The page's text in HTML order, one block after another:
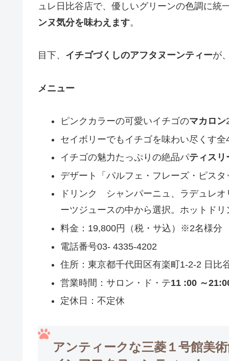
ュレ日比谷店で、優しいグリーンの色調に統
ンヌ気分を味わえます。
目下、 イチゴづくしのアフタヌーンティーが
メニュー
ピンクカラーの可愛いイチゴのマカロン
セイボリーでもイチゴを味わい尽くす全
イチゴの魅力たっぷりの絶品パティスリ
デザート「パルフェ・フレーズ・ピスタ
ドリンク シャンパーニュ、ラデュレ
ーツジュースの中から選択。ホットド
料金：19,800円（税・サ込）※2名様分
電話番号03- 4335-4202
住所：東京都千代田区有楽町1-2-2 日比
営業時間：サロン・ド・テ11 :00 ～
定休日：不定休
アンティークな三菱１号館美